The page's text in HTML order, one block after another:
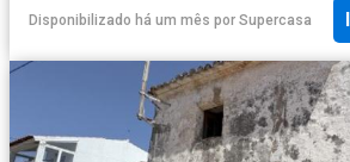
Disponibilizado há um mês por Supercasa